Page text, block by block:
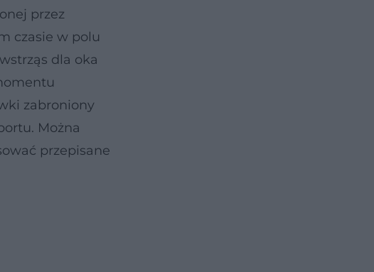
przez
czasie w polu
dla oka
zabroniony
Można
przepisane